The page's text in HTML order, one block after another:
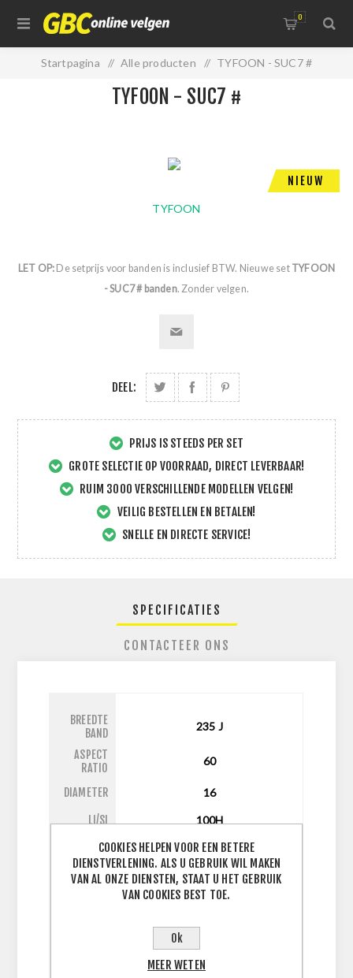
0
Startpagina / Alle producten / TYFOON - SUC7 #
NIEUW
TYFOON - SUC7 #
TYFOON
LET OP: De setprijs voor banden is inclusief BTW. Nieuwe set TYFOON
- SUC7 # banden. Zonder velgen.
DEEL:
PRIJS IS STEEDS PER SET
GROTE SELECTIE OP VOORRAAD, DIRECT LEVERBAAR!
RUIM 3000 VERSCHILLENDE MODELLEN VELGEN!
VEILIG BESTELLEN EN BETALEN!
SNELLE EN DIRECTE SERVICE!
SPECIFICATIES
CONTACTEER ONS
BREEDTE
BAND
235 J
ASPECT
RATIO
60
DIAMETER 16
LI/SI 100H
BAND TYPE zomer
RUNFLAT
False
COOKIES HELPEN VOOR EEN BETERE
DIENSTVERLENING. ALS U GEBRUIK WIL MAKEN
VAN AL ONZE DIENSTEN, STAAT U HET GEBRUIK
VAN COOKIES BEST TOE.
Ok
MEER WETEN